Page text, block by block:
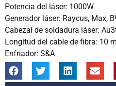
Potencia del láser: 1000W
Generador láser: Raycus, Max,
Cabezal de soldadura láser:
Longitud del cable de fibra: 10 m
Enfriador: S&A